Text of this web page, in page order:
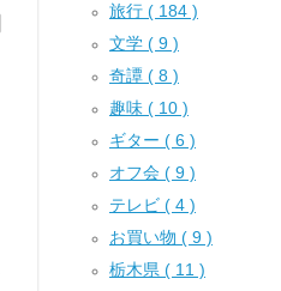
旅行 ( 184 )
文学 ( 9 )
奇譚 ( 8 )
趣味 ( 10 )
ギター ( 6 )
オフ会 ( 9 )
テレビ ( 4 )
お買い物 ( 9 )
栃木県 ( 11 )